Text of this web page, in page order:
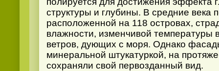
структуры и глубины. В средние века
расположенной на 118 островах,
влажности, изменчивой температуры
ветров, дующих с моря. Однако
минеральной штукатуркой, на
сохраняли свой первозданный вид.